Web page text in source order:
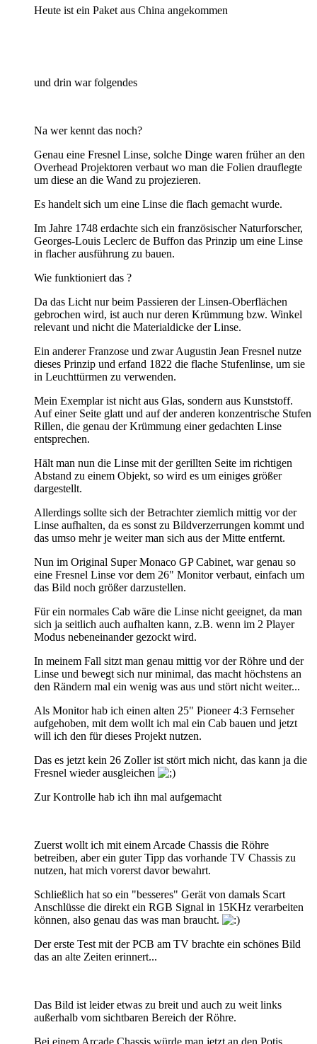
Heute ist ein Paket aus China angekommen
und drin war folgendes
Na wer kennt das noch?
Genau eine Fresnel Linse, solche Dinge waren früher an den
Overhead Projektoren verbaut wo man die Folien drauflegte
um diese an die Wand zu projezieren.
Es handelt sich um eine Linse die flach gemacht wurde.
Im Jahre 1748 erdachte sich ein französischer Naturforscher,
Georges-Louis Leclerc de Buffon das Prinzip um eine Linse
in flacher ausführung zu bauen.
Wie funktioniert das ?
Da das Licht nur beim Passieren der Linsen-Oberflächen
gebrochen wird, ist auch nur deren Krümmung bzw. Winkel
relevant und nicht die Materialdicke der Linse.
Ein anderer Franzose und zwar Augustin Jean Fresnel nutze
dieses Prinzip und erfand 1822 die flache Stufenlinse, um sie
in Leuchttürmen zu verwenden.
Mein Exemplar ist nicht aus Glas, sondern aus Kunststoff.
Auf einer Seite glatt und auf der anderen konzentrische Stufen
Rillen, die genau der Krümmung einer gedachten Linse
entsprechen.
Hält man nun die Linse mit der gerillten Seite im richtigen
Abstand zu einem Objekt, so wird es um einiges größer
dargestellt.
Allerdings sollte sich der Betrachter ziemlich mittig vor der
Linse aufhalten, da es sonst zu Bildverzerrungen kommt und
das umso mehr je weiter man sich aus der Mitte entfernt.
Nun im Original Super Monaco GP Cabinet, war genau so
eine Fresnel Linse vor dem 26" Monitor verbaut, einfach um
das Bild noch größer darzustellen.
Für ein normales Cab wäre die Linse nicht geeignet, da man
sich ja seitlich auch aufhalten kann, z.B. wenn im 2 Player
Modus nebeneinander gezockt wird.
In meinem Fall sitzt man genau mittig vor der Röhre und der
Linse und bewegt sich nur minimal, das macht höchstens an
den Rändern mal ein wenig was aus und stört nicht weiter...
Als Monitor hab ich einen alten 25" Pioneer 4:3 Fernseher
aufgehoben, mit dem wollt ich mal ein Cab bauen und jetzt
will ich den für dieses Projekt nutzen.
Das es jetzt kein 26 Zoller ist stört mich nicht, das kann ja die
Fresnel wieder ausgleichen
Zur Kontrolle hab ich ihn mal aufgemacht
Zuerst wollt ich mit einem Arcade Chassis die Röhre
betreiben, aber ein guter Tipp das vorhande TV Chassis zu
nutzen, hat mich vorerst davor bewahrt.
Schließlich hat so ein "besseres" Gerät von damals Scart
Anschlüsse die direkt ein RGB Signal in 15KHz verarbeiten
können, also genau das was man braucht.
Der erste Test mit der PCB am TV brachte ein schönes Bild
das an alte Zeiten erinnert...
Das Bild ist leider etwas zu breit und auch zu weit links
außerhalb vom sichtbaren Bereich der Röhre.
Bei einem Arcade Chassis würde man jetzt an den Potis